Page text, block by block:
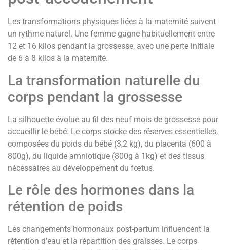
Les transformations physiques liées à la maternité suivent
un rythme naturel. Une femme gagne habituellement entre
12 et 16 kilos pendant la grossesse, avec une perte initiale
de 6 à 8 kilos à la maternité.
La transformation naturelle du
corps pendant la grossesse
La silhouette évolue au fil des neuf mois de grossesse pour
accueillir le bébé. Le corps stocke des réserves essentielles,
composées du poids du bébé (3,2 kg), du placenta (600 à
800g), du liquide amniotique (800g à 1kg) et des tissus
nécessaires au développement du fœtus.
Le rôle des hormones dans la
rétention de poids
Les changements hormonaux post-partum influencent la
rétention d'eau et la répartition des graisses. Le corps